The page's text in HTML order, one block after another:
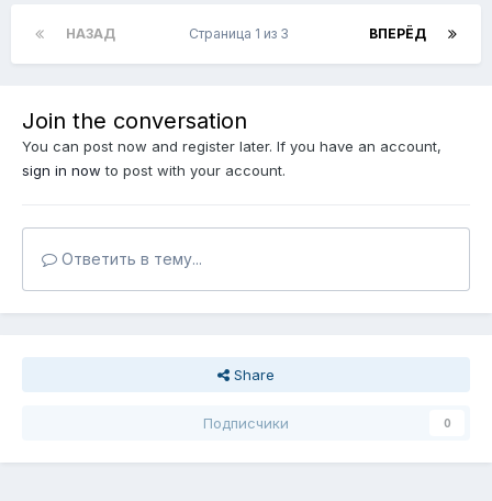
НАЗАД ВПЕРЁД
Страница 1 из 3
Join the conversation
You can post now and register later. If you have an account,
sign in now to post with your account.
Ответить в тему...
Share
Подписчики 0